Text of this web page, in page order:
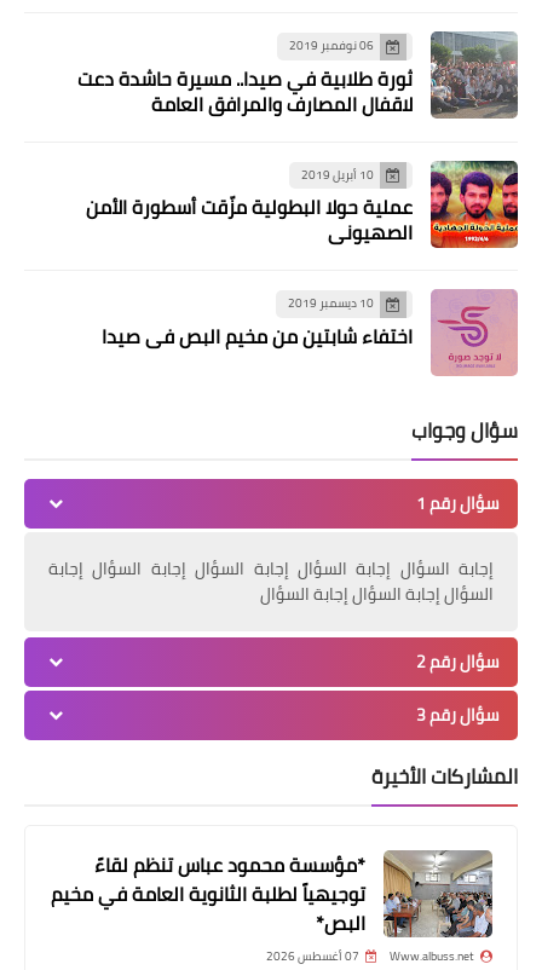
أخبار البص
*(( خطوبة))*العريس الشاب *"حسن محمد
خضر" من العروس الشابة "مايا حسام
تكلي"*
أخبار المخيمات
مخيّم ضبية:حكاية فلسطينيين مسيحيين
«تلبننوا» ولم ينسوا حلم العودة
06 نوفمبر 2019
ثورة طلابية في صيدا.. مسيرة حاشدة دعت
لاقفال المصارف والمرافق العامة
10 أبريل 2019
عملية حولا البطولية مزّقت أسطورة الأمن
الصهيوني
10 ديسمبر 2019
اختفاء شابتين من مخيم البص في صيدا
سؤال وجواب
سؤال رقم 1
إجابة السؤال إجابة السؤال إجابة السؤال إجابة السؤال إجابة
السؤال إجابة السؤال إجابة السؤال
سؤال رقم 2
سؤال رقم 3
المشاركات الأخيرة
*مؤسسة محمود عباس تنظم لقاءً
توجيهياً لطلبة الثانوية العامة في مخيم
البص*
Www.albuss.net 07 أغسطس 2026